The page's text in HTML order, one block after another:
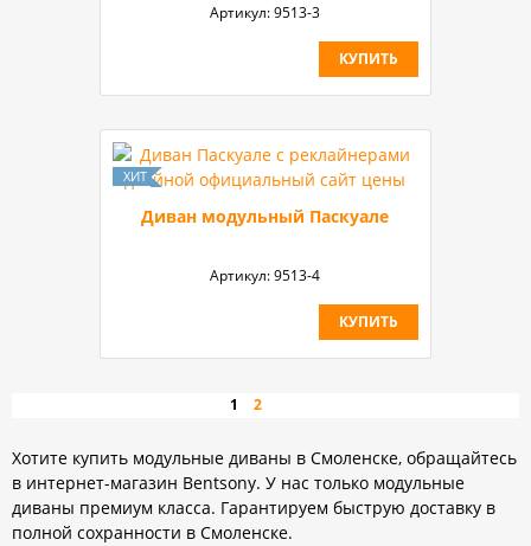
Артикул:9513-3
КУПИТЬ
Диван модульный Паскуале
Артикул:9513-4
КУПИТЬ
1 2
Хотите купить модульные диваны в Смоленске, обращайтесь
в интернет-магазин Bentsony. У нас только модульные
диваны премиум класса. Гарантируем быструю доставку в
полной сохранности в Смоленске.